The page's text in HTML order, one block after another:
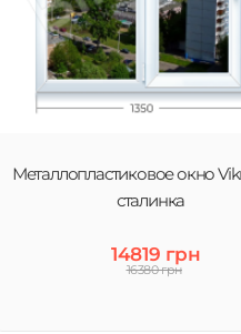
Металлопластиковое окно
сталинка
14819 грн
16380 грн